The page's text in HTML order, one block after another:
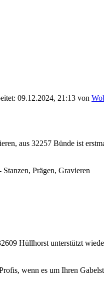
09.12.2024, 21:13 von
aus 32257 Bünde ist
Stanzen, Prägen, Gravieren
Hüllhorst unterstützt
wenn es um Ihren